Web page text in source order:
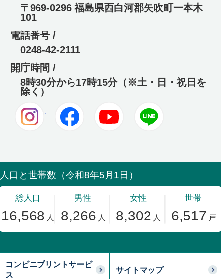
〒969-0296 福島県西白河郡矢吹町一本木
101
電話番号 /
0248-42-2111
開庁時間 /
8時30分から17時15分（※土・日・祝日を
除く）
Instagram Facebook Youtube
コンビニプリントサービ
ス
サイトマップ